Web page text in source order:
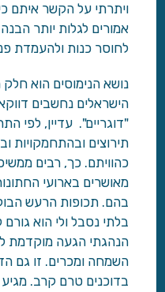
ויתרתי על הקשר איתם
אמורים לגלות יותר
לחוסר כנות ולהעמדת
נושא הנימוסים הוא
הישראלים נחשבים
"דוגריים". עדיין, לפי
תירוצים ובהתחמקויות
כהוויתם. כך, רבים
מאושרים בארועי
בהם. תכופות הרעש
בלתי נסבל ולי הוא
הנהגתי הגעה מוקדמת
השמחה ומכרים. זו גם
בדוכנים טרם קרב.